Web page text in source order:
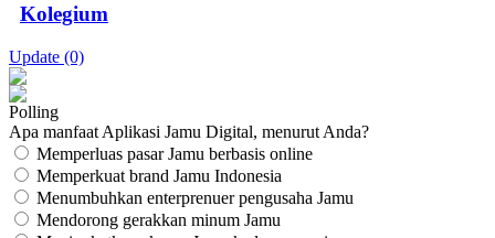
Kolegium
Update (0)
Polling
Apa manfaat Aplikasi Jamu Digital, menurut Anda?
Memperluas pasar Jamu berbasis online
Memperkuat brand Jamu Indonesia
Menumbuhkan enterprenuer pengusaha Jamu
Mendorong gerakkan minum Jamu